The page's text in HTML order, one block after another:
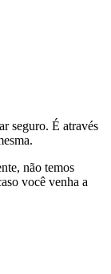
seguro. É através
não temos
você venha a